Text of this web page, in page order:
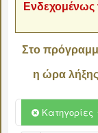
Ενδεχομένως
Στο
η ώρα λήξης
Κατηγορίες